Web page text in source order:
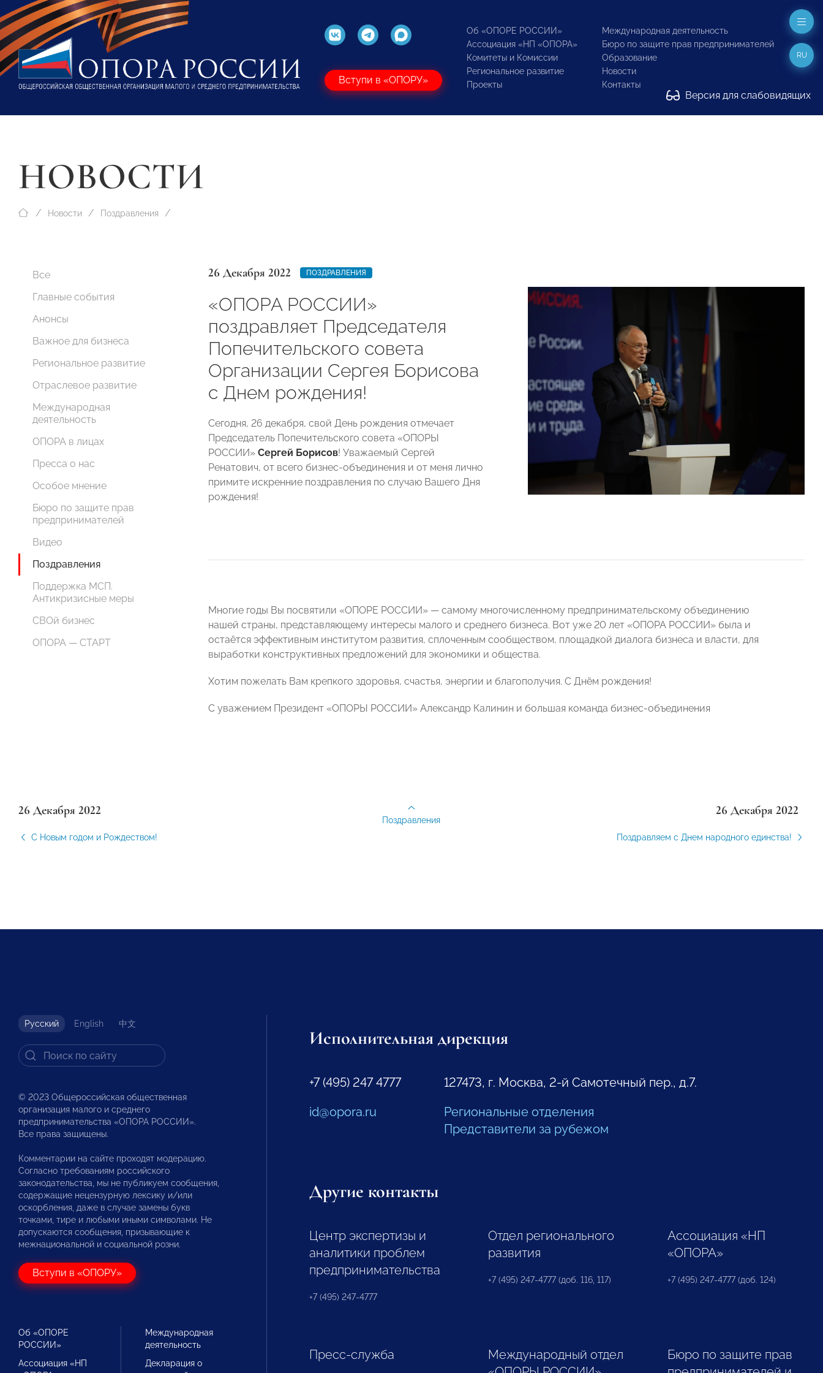
Вступи в «ОПОРУ»
Об «ОПОРЕ РОССИИ»
Ассоциация «НП «ОПОРА»
Комитеты и Комиссии
Региональное развитие
Проекты
Международная деятельность
Бюро по защите прав предпринимателей
Образование
Новости
Контакты
Версия для слабовидящих
RU
НОВОСТИ
Новости Поздравления
Все
Главные события
Анонсы
Важное для бизнеса
Региональное развитие
Отраслевое развитие
Международная
деятельность
ОПОРА в лицах
Пресса о нас
Особое мнение
Бюро по защите прав
предпринимателей
Видео
Поздравления
Поддержка МСП.
Антикризисные меры
СВОй бизнес
ОПОРА — СТАРТ
26 Декабря 2022 ПОЗДРАВЛЕНИЯ
«ОПОРА РОССИИ»
поздравляет Председателя
Попечительского совета
Организации Сергея Борисова
с Днем рождения!
Сегодня, 26 декабря, свой День рождения отмечает
Председатель Попечительского совета «ОПОРЫ
РОССИИ» Сергей Борисов! Уважаемый Сергей
Ренатович, от всего бизнес-объединения и от меня лично
примите искренние поздравления по случаю Вашего Дня
рождения!
Многие годы Вы посвятили «ОПОРЕ РОССИИ» — самому многочисленному предпринимательскому объединению
нашей страны, представляющему интересы малого и среднего бизнеса. Вот уже 20 лет «ОПОРА РОССИИ» была и
остаётся эффективным институтом развития, сплоченным сообществом, площадкой диалога бизнеса и власти, для
выработки конструктивных предложений для экономики и общества.
Хотим пожелать Вам крепкого здоровья, счастья, энергии и благополучия. С Днём рождения!
С уважением Президент «ОПОРЫ РОССИИ» Александр Калинин и большая команда бизнес-объединения
26 Декабря 2022
С Новым годом и Рождеством!
26 Декабря 2022
Поздравляем с Днем народного единства!
Поздравления
Русский English 中文
© 2023 Общероссийская общественная
организация малого и среднего
предпринимательства «ОПОРА РОССИИ».
Все права защищены.
Комментарии на сайте проходят модерацию.
Согласно требованиям российского
законодательства, мы не публикуем сообщения,
содержащие нецензурную лексику и/или
оскорбления, даже в случае замены букв
точками, тире и любыми иными символами. Не
допускаются сообщения, призывающие к
межнациональной и социальной розни.
Вступи в «ОПОРУ»
Об «ОПОРЕ
РОССИИ»
Ассоциация «НП
Международная
деятельность
Декларация о
Исполнительная дирекция
+7 (495) 247 4777
id@opora.ru
127473, г. Москва, 2-й Самотечный пер., д.7.
Региональные отделения
Представители за рубежом
Другие контакты
Центр экспертизы и
аналитики проблем
предпринимательства
+7 (495) 247-4777
Отдел регионального
развития
+7 (495) 247-4777 (доб. 116, 117)
Ассоциация «НП
«ОПОРА»
+7 (495) 247-4777 (доб. 124)
Пресс-служба
Международный отдел
Бюро по защите прав